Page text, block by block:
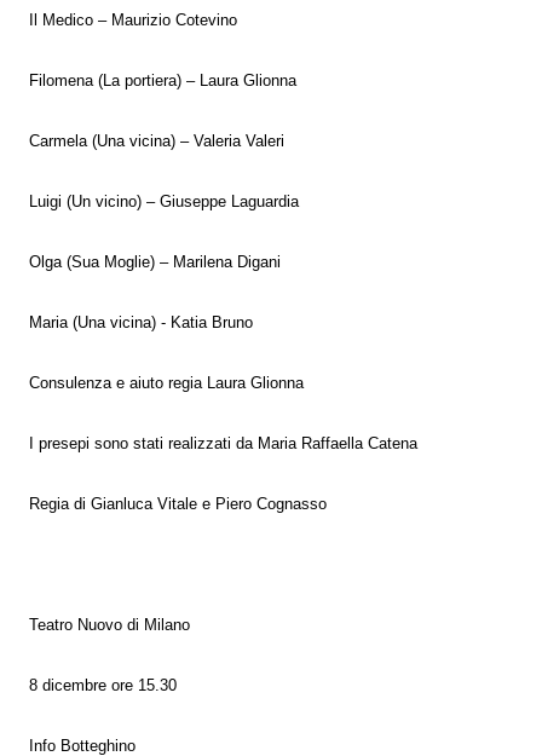
Il Medico – Maurizio Cotevino
Filomena (La portiera) – Laura Glionna
Carmela (Una vicina) – Valeria Valeri
Luigi (Un vicino) – Giuseppe Laguardia
Olga (Sua Moglie) – Marilena Digani
Maria (Una vicina) - Katia Bruno
Consulenza e aiuto regia Laura Glionna
I presepi sono stati realizzati da Maria Raffaella Catena
Regia di Gianluca Vitale e Piero Cognasso
Teatro Nuovo di Milano
8 dicembre ore 15.30
Info Botteghino